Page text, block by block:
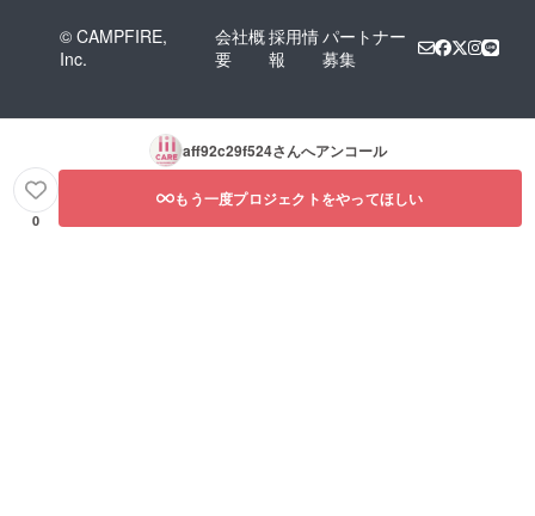
© CAMPFIRE,
Inc.
会社概
要
採用情
報
パートナー
募集
aff92c29f524さんへアンコール
0
もう一度プロジェクトをやってほしい